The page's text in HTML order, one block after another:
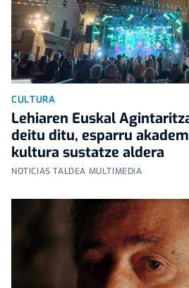
CULTURA
Lehiaren Euskal
deitu ditu, esparru
kultura sustatze aldera
NOTICIAS TALDEA MULTIMEDIA